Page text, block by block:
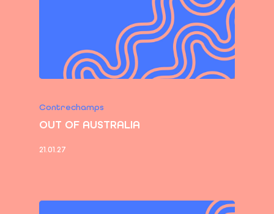
Contrechamps
OUT OF AUSTRALIA
21.01.27